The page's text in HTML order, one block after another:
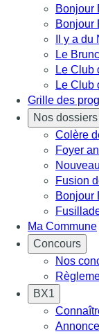
Bonjour
Bonjour
Il y a du
Le
Le Club
Le Club
Grille des
Nos dossiers
Colère
Foyer
Fusion
Bonjour
Ma Commune
Concours
Nos
BX1